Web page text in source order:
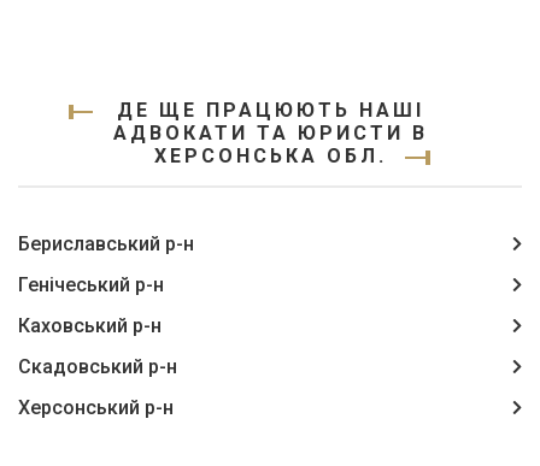
ДЕ ЩЕ ПРАЦЮЮТЬ НАШІ
АДВОКАТИ ТА ЮРИСТИ В
ХЕРСОНСЬКА ОБЛ.
Бериславський р-н
Генічеський р-н
Каховський р-н
Скадовський р-н
Херсонський р-н